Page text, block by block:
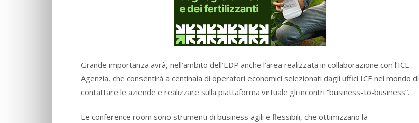
Grande importanza avrà, nell’ambito dell’EDP anche l’area realizzata in collaborazione con l’ICE
Agenzia, che consentirà a centinaia di operatori economici selezionati dagli uffici ICE nel mondo di
contattare le aziende e realizzare sulla piattaforma virtuale gli incontri “business-to-business”.
Le conference room sono strumenti di business agili e flessibili, che ottimizzano la